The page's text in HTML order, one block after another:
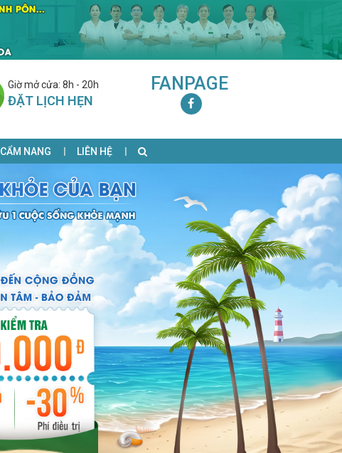
Giờ mở cửa: 8h - 20h
ĐẶT LỊCH HẸN
FANPAGE
CẨM NANG LIÊN HỆ